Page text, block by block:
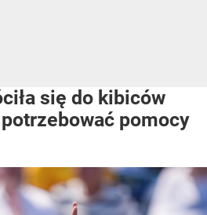
się do kibiców
pomocy